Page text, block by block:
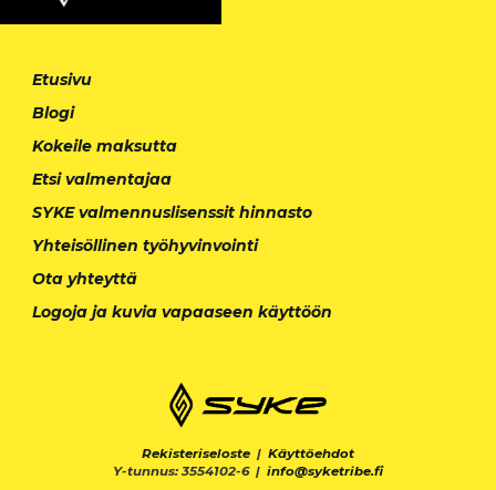
Etusivu
Blogi
Kokeile maksutta
Etsi valmentajaa
SYKE valmennuslisenssit hinnasto
Yhteisöllinen työhyvinvointi
Ota yhteyttä
Logoja ja kuvia vapaaseen käyttöön
Rekisteriseloste | Käyttöehdot
Y-tunnus: 3554102-6 | info@syketribe.fi